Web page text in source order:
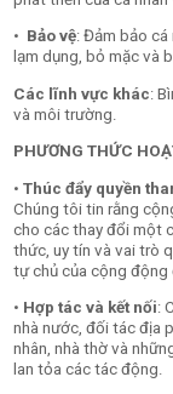
• Bảo vệ: Đảm bảo
lạm dụng, bỏ mặc và
Các lĩnh vực khác:
và môi trường.
PHƯƠNG THỨC
•Thúc đẩy quyền
Chúng tôi tin rằng
cho các thay đổi một
thức, uy tín và vai trò
tự chủ của cộng động
• Hợp tác và kết nối:
nhà nước, đối tác địa
nhân, nhà thờ và
lan tỏa các tác động.